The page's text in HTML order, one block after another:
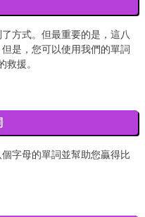
方式。但最重要的是，這八
是，您可以使用我們的單詞
救援。
字母的單詞並幫助您贏得比